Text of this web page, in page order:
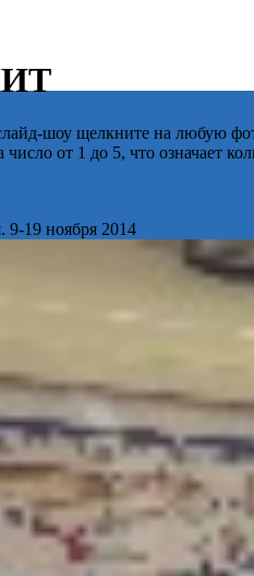
шоу щелкните на любую
от 1 до 5, что означает
19 ноября 2014